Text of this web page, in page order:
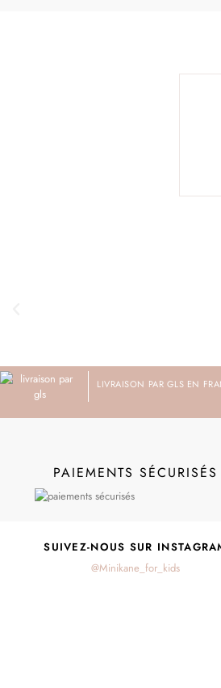
LIVRAISON PAR GLS EN
PAIEMENTS SÉCURISÉS
SUIVEZ-NOUS SUR
@Minikane_for_kids